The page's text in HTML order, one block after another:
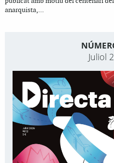
anarquista,...
Juliol